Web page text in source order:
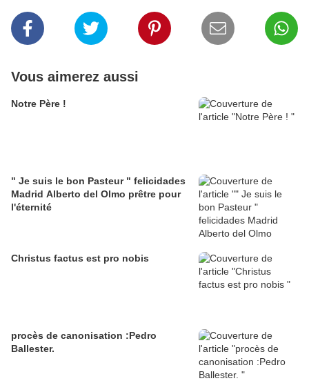
Vous aimerez aussi
Notre Père !
" Je suis le bon Pasteur " felicidades
Madrid Alberto del Olmo prêtre pour
l'éternité
Christus factus est pro nobis
procès de canonisation :Pedro
Ballester.